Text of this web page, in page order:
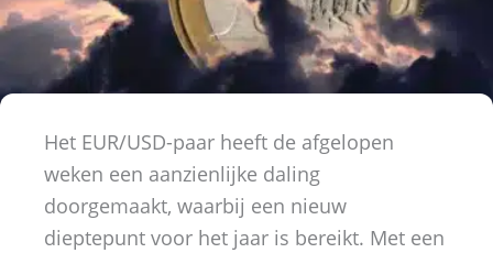
Het EUR/USD-paar heeft de afgelopen
weken een aanzienlijke daling
doorgemaakt, waarbij een nieuw
dieptepunt voor het jaar is bereikt. Met een